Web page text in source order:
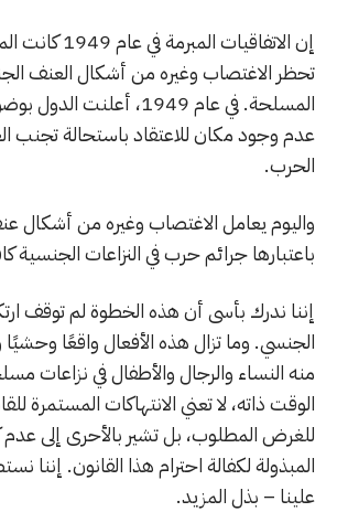
إن الاتفاقيات
تحظر الاغتصاب وغيره من أشكال العنف
المسلحة. في عام 1949،
عدم وجود مكان للاعتقاد باستحالة تجنب
الحرب.
واليوم يعامل الاغتصاب وغيره من أشكال
باعتبارها جرائم حرب في النزاعات الجنسية
إننا ندرك بأسى أن هذه الخطوة لم توقف
الجنسي. وما تزال هذه الأفعال واقعًا وحشيًا
منه النساء والرجال والأطفال في نزاعات
الوقت ذاته، لا تعني الانتهاكات المستمرة
للغرض المطلوب، بل تشير بالأحرى إلى عدم
المبذولة لكفالة احترام هذا القانون. إننا
علينا – بذل المزيد.